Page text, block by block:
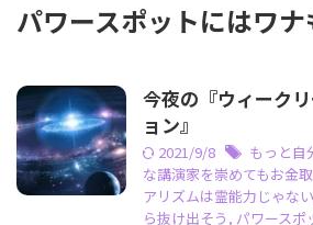
パワースポットにはワナ
今夜の『ウィーク
ョン』
2021/9/8 もっと自
な講演家を崇めてもお金
アリズムは霊能力じゃない
ら抜け出そう , パワースポ